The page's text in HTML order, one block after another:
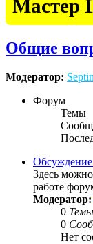
Общие
Модератор:
Форум
Темы
Здесь
работе
Модератор:
0 Темы
0
Нет